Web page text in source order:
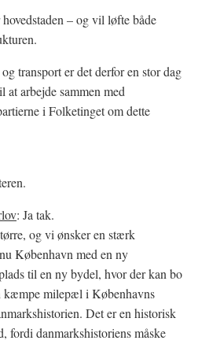
– og vil løfte både
transport er det derfor en stor dag
arbejde sammen med
i Folketinget om dette
: Ja tak.
og vi ønsker en stærk
København med en ny
til en ny bydel, hvor der kan bo
kæmpe milepæl i Københavns
Det er en historisk
fordi danmarkshistoriens måske